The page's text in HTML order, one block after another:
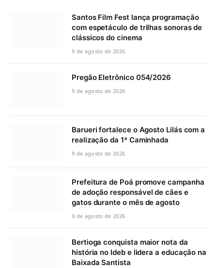
Santos Film Fest lança programação
com espetáculo de trilhas sonoras de
clássicos do cinema
9 de agosto de 2026
Pregão Eletrônico 054/2026
9 de agosto de 2026
Barueri fortalece o Agosto Lilás com a
realização da 1ª Caminhada
9 de agosto de 2026
Prefeitura de Poá promove campanha
de adoção responsável de cães e
gatos durante o mês de agosto
9 de agosto de 2026
Bertioga conquista maior nota da
história no Ideb e lidera a educação na
Baixada Santista